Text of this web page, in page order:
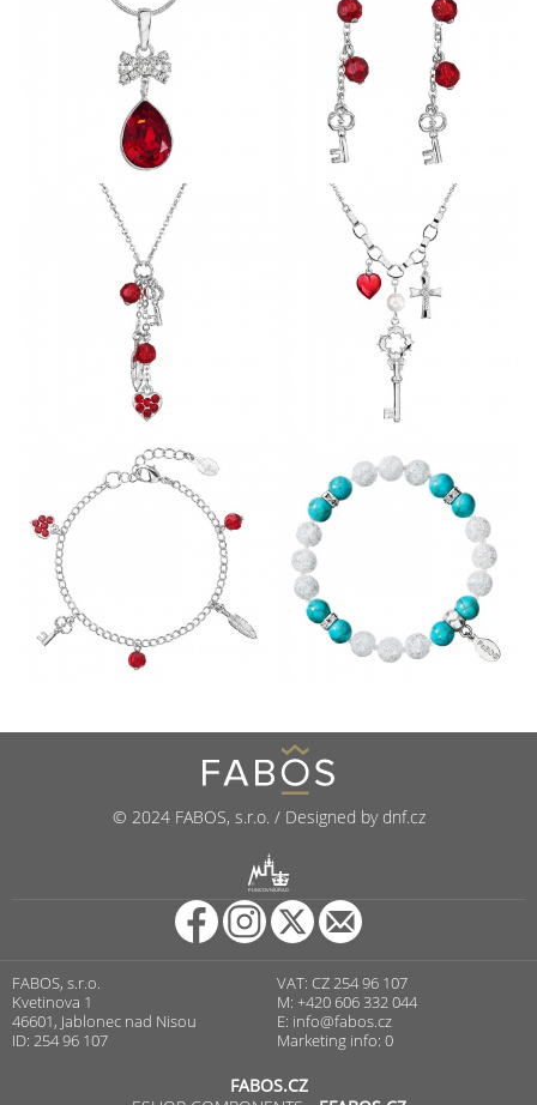
© 2024 FABOS, s.r.o. / Designed by dnf.cz
PUNCOVNÍ ÚŘAD
FABOS, s.r.o.
Kvetinova 1
46601, Jablonec nad Nisou
ID: 254 96 107
VAT: CZ 254 96 107
M: +420 606 332 044
E: info@fabos.cz
Marketing info: 0
FABOS.CZ